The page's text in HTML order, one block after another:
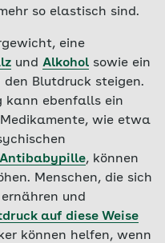
so elastisch sind.
eine
und Alkohol sowie ein
den Blutdruck steigen.
kann ebenfalls ein
wie etwa
Antibabypille, können
Menschen, die sich
und
auf diese Weise
können helfen, wenn